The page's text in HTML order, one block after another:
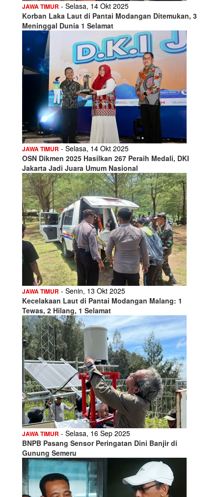
JAWA TIMUR - Selasa, 14 Okt 2025
Korban Laka Laut di Pantai Modangan Ditemukan, 3
Meninggal Dunia 1 Selamat
JAWA TIMUR - Selasa, 14 Okt 2025
OSN Dikmen 2025 Hasilkan 267 Peraih Medali, DKI
Jakarta Jadi Juara Umum Nasional
JAWA TIMUR - Senin, 13 Okt 2025
Kecelakaan Laut di Pantai Modangan Malang: 1
Tewas, 2 Hilang, 1 Selamat
JAWA TIMUR - Selasa, 16 Sep 2025
BNPB Pasang Sensor Peringatan Dini Banjir di
Gunung Semeru